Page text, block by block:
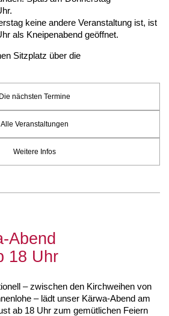
keine andere Veranstaltung ist, ist
als Kneipenabend geöffnet.
Sitzplatz über die
Die nächsten Termine
Alle Veranstaltungen
Weitere Infos
Abend
18 Uhr
– zwischen den Kirchweihen von
– lädt unser Kärwa-Abend am
ab 18 Uhr zum gemütlichen Feiern